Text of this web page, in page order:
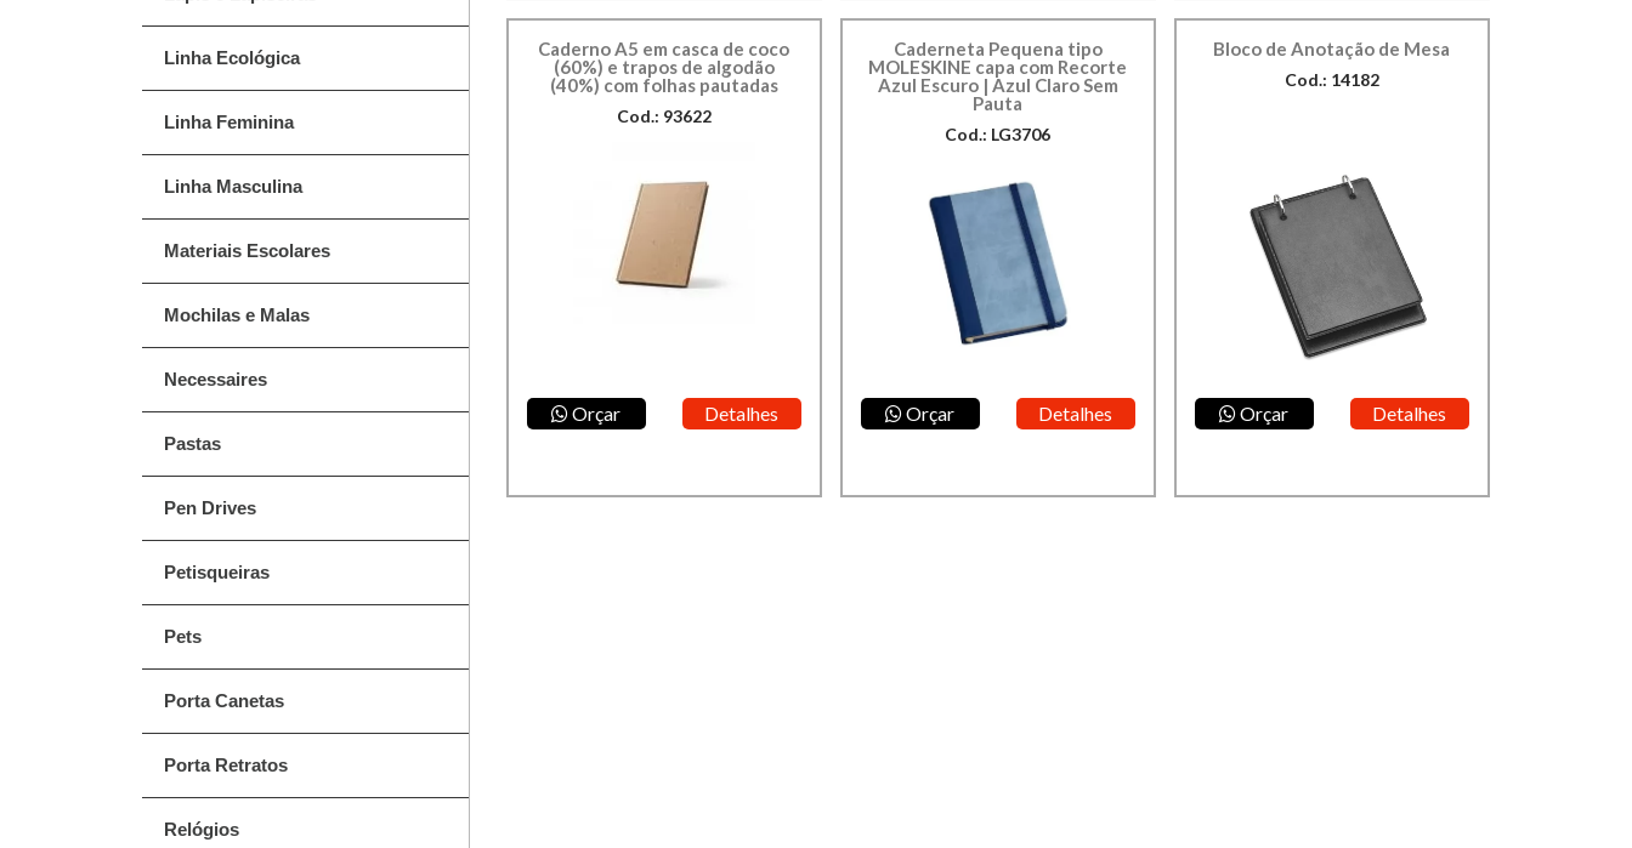
Linha Ecológica
Linha Feminina
Linha Masculina
Materiais Escolares
Mochilas e Malas
Necessaires
Pastas
Pen Drives
Petisqueiras
Pets
Porta Canetas
Porta Retratos
Relógios
Caderno A5 em casca de coco
(60%) e trapos de algodão
(40%) com folhas pautadas
Cod.: 93622
Orçar Detalhes
Caderneta Pequena tipo
MOLESKINE capa com Recorte
Azul Escuro | Azul Claro Sem
Pauta
Cod.: LG3706
Orçar Detalhes
Bloco de Anotação de Mesa
Cod.: 14182
Orçar Detalhes